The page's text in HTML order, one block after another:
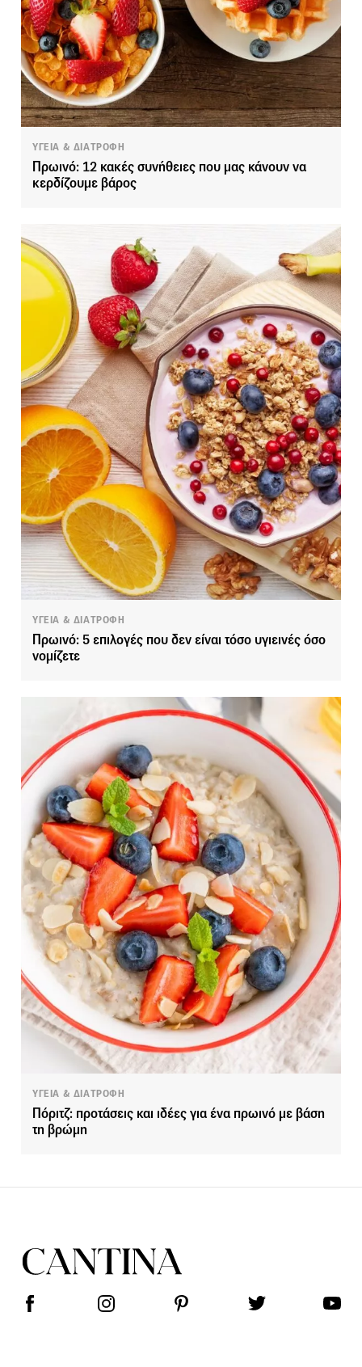
ΥΓΕΙΑ & ΔΙΑΤΡΟΦΗ
Πρωινό: 12 κακές συνήθειες που μας κάνουν να
κερδίζουμε βάρος
ΥΓΕΙΑ & ΔΙΑΤΡΟΦΗ
Πρωινό: 5 επιλογές που δεν είναι τόσο υγιεινές όσο
νομίζετε
ΥΓΕΙΑ & ΔΙΑΤΡΟΦΗ
Πόριτζ: προτάσεις και ιδέες για ένα πρωινό με βάση
τη βρώμη